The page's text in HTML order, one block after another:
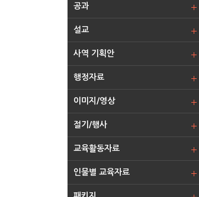
공과
설교
사역 기획안
행정자료
이미지/영상
절기/행사
교육활동자료
인물별 교육자료